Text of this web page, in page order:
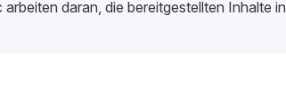
daran, die bereitgestellten Inhalte